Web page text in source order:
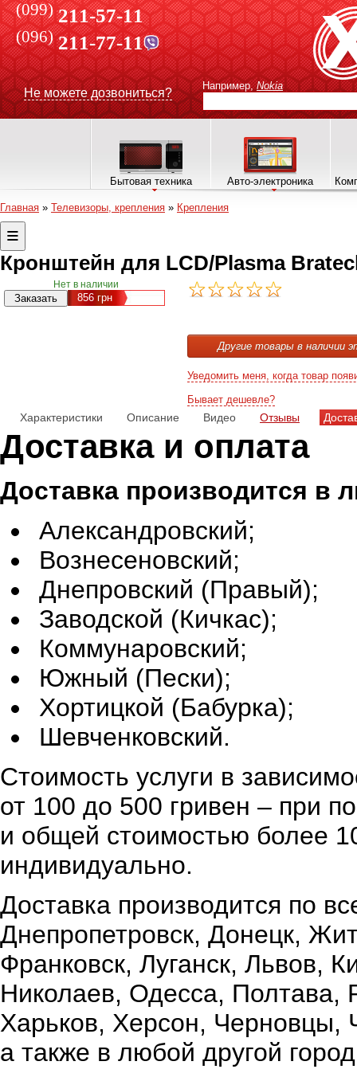
(099) 211-57-11
(096)211-77-11
Не можете дозвониться?
Например, Nokia
Бытовая техника Авто-электроника
Главная » Телевизоры, крепления » Крепления
Кронштейн для LCD/Plasma
Нет в наличии
856грн
Другие товары в наличии
Уведомить меня, когда товар
Бывает дешевле?
Характеристики Описание Видео Отзывы
Доставка и оплата
Доставка производится в
Александровский;
Вознесеновский;
Днепровский (Правый);
Заводской (Кичкас);
Коммунаровский;
Южный (Пески);
Хортицкой (Бабурка);
Шевченковский.
Стоимость услуги в
от 100 до 500 гривен – при
и общей стоимостью более
индивидуально.
Доставка производится по
Днепропетровск, Донецк,
Франковск, Луганск, Львов,
Николаев, Одесса,
Харьков, Херсон, Черновцы,
а также в любой другой